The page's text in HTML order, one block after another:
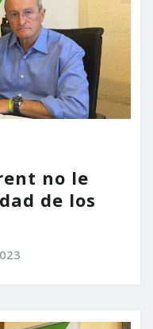
no le
de los